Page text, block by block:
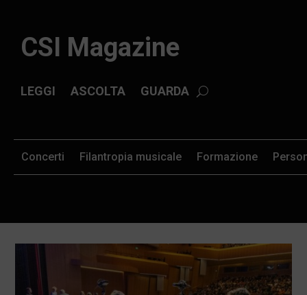
CSI Magazine
ASCOLTA GUARDA
LEGGI
Formazione
Concerti Filantropia musicale